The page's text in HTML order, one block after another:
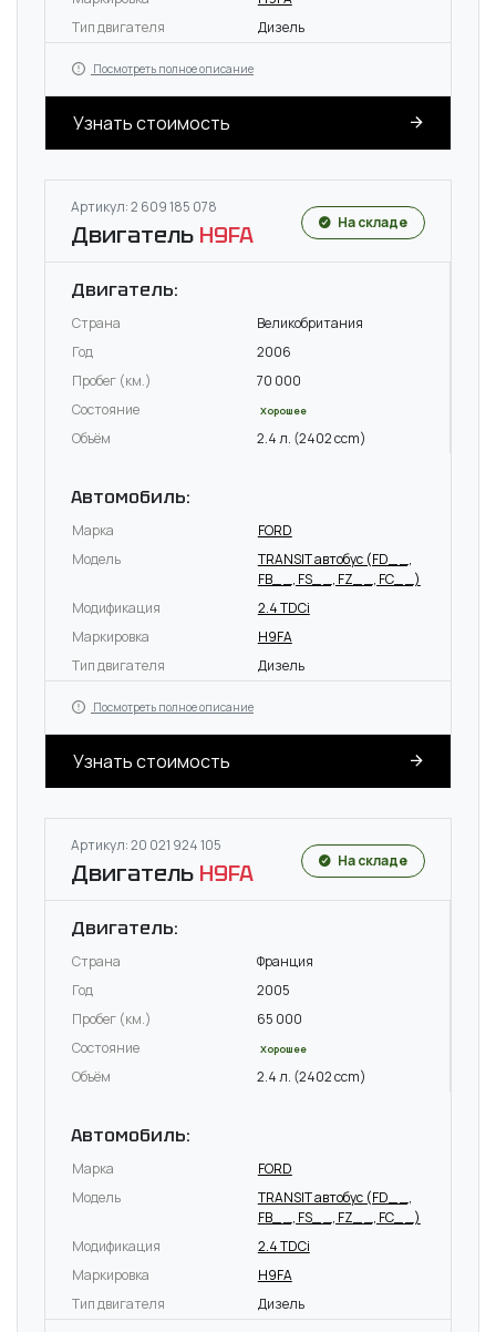
Тип двигателя
Дизель
Посмотреть полное описание
Узнать стоимость
Артикул: 2 609 185 078
Двигатель H9FA На складе
Двигатель:
Страна
Великобритания
Год
2006
Пробег (км.)
70 000
Состояние
Хорошее
Объём 2.4 л. (2402 ccm)
Автомобиль:
Марка
FORD
Модель
TRANSIT автобус (FD_ _,
FB_ _, FS_ _, FZ_ _, FC_ _)
Модификация
2.4 TDCi
Маркировка
H9FA
Тип двигателя
Дизель
Посмотреть полное описание
Узнать стоимость
Артикул: 20 021 924 105
Двигатель H9FA На складе
Двигатель:
Страна
Франция
Год
2005
Пробег (км.)
65 000
Состояние
Хорошее
Объём 2.4 л. (2402 ccm)
Автомобиль:
Марка
FORD
Модель
TRANSIT автобус (FD_ _,
FB_ _, FS_ _, FZ_ _, FC_ _)
Модификация
2.4 TDCi
Маркировка
H9FA
Тип двигателя
Дизель